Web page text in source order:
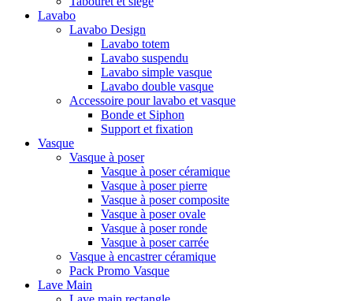
Lavabo
Lavabo Design
Lavabo totem
Lavabo suspendu
Lavabo simple vasque
Lavabo double vasque
Accessoire pour lavabo et vasque
Bonde et Siphon
Support et fixation
Vasque
Vasque à poser
Vasque à poser céramique
Vasque à poser pierre
Vasque à poser composite
Vasque à poser ovale
Vasque à poser ronde
Vasque à poser carrée
Vasque à encastrer céramique
Pack Promo Vasque
Lave Main